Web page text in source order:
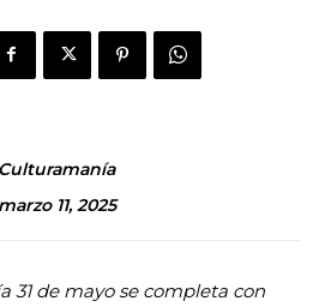
Culturamanía
marzo 11, 2025
31 de mayo se completa con